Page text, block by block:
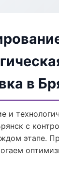
в
и
с
этапе.